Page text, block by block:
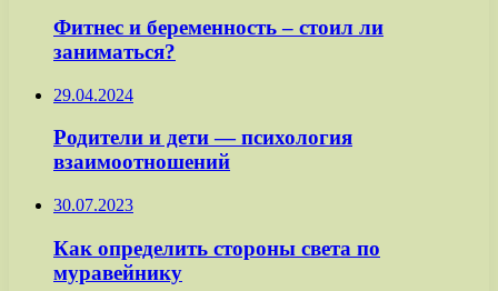
Фитнес и беременность – стоил ли
заниматься?
29.04.2024
Родители и дети — психология
взаимоотношений
30.07.2023
Как определить стороны света по
муравейнику